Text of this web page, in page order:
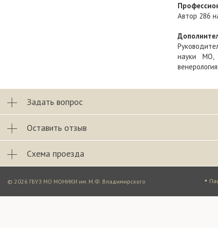
Автор 286
науки МО,
Задать вопрос
Оставить отзыв
Схема проезда
© 2026 ГБУЗ МО МОНИКИ им. М.Ф. Владимирского •